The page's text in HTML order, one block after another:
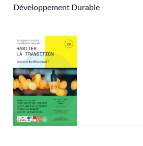
Développement Durable
aménagement du territoire
Anthropocène
Antoine Waechter
Archives
audiovisuel
Biodiversité
biorégion